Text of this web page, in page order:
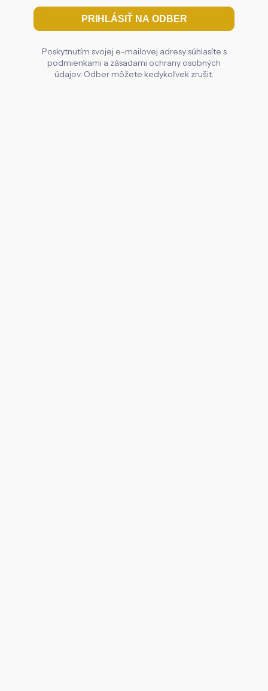
Poskytnutím svojej e-mailovej adresy súhlasíte s
podmienkami a zásadami ochrany osobných
údajov. Odber môžete kedykoľvek zrušit.